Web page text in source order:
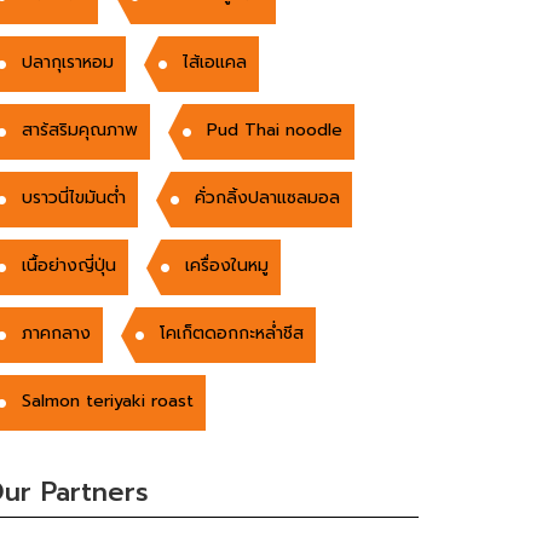
ปลากุเราหอม ไส้เอแคล
สาร้สริมคุณภาพ Pud Thai noodle
บราวนี่ไขมันต่ำ คั่วกลิ้งปลาแซลมอล
เนื้อย่างญี่ปุ่น เครื่องในหมู
ภาคกลาง โคเก็ตดอกกะหล่ำชีส
Salmon teriyaki roast
Partners